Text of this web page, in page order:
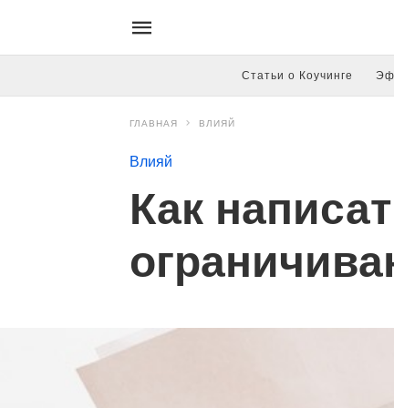
Статьи о Коучинге
ГЛАВНАЯ ВЛИЯЙ
Влияй
Как